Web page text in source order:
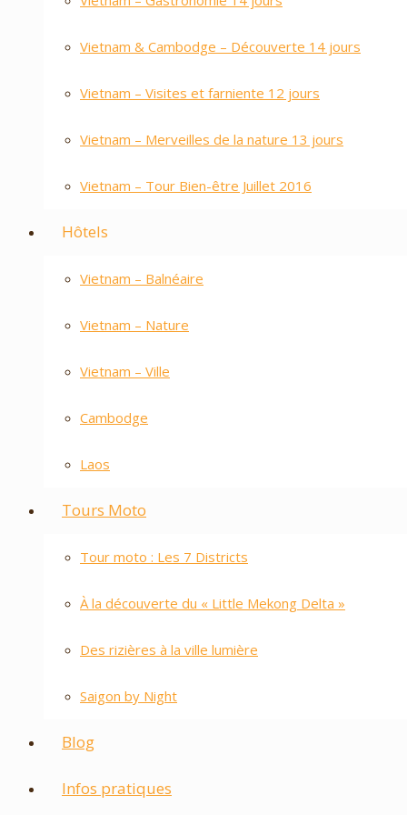
Vietnam & Cambodge – Découverte 14 jours
Vietnam – Visites et farniente 12 jours
Vietnam – Merveilles de la nature 13 jours
Vietnam – Tour Bien-être Juillet 2016
Hôtels
Vietnam – Balnéaire
Vietnam – Nature
Vietnam – Ville
Cambodge
Laos
Tours Moto
Tour moto : Les 7 Districts
À la découverte du « Little Mekong Delta »
Des rizières à la ville lumière
Saigon by Night
Blog
Infos pratiques